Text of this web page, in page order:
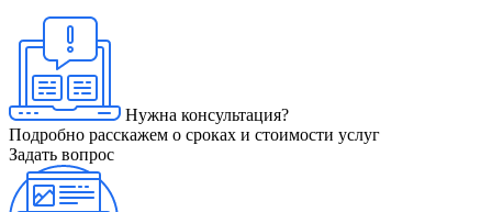
Нужна консультация?
Подробно расскажем о сроках и стоимости услуг
Задать вопрос